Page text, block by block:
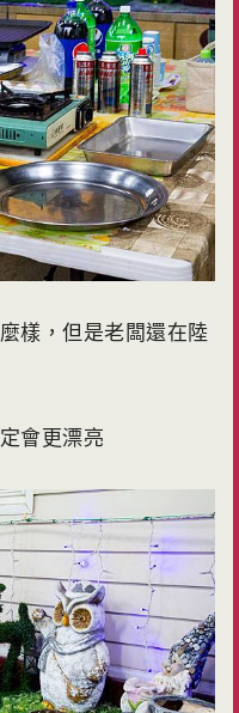
樣，但是老闆還在陸
會更漂亮